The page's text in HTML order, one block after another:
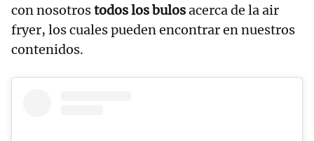
con nosotrostodos los bulosacerca de la air
fryer, los cuales pueden encontrar en nuestros
contenidos.